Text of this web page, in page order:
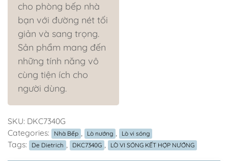
cho phòng bếp nhà
bạn với đường nét tối
giản và sang trọng.
Sản phẩm mang đến
những tính năng vô
cùng tiện ích cho
người dùng.
SKU: DKC7340G
Categories:
Nhà Bếp , Lò nướng , Lò vi sóng
Tags: De Dietrich , DKC7340G , LÒ VI SÓNG KẾT HỢP NƯỚNG